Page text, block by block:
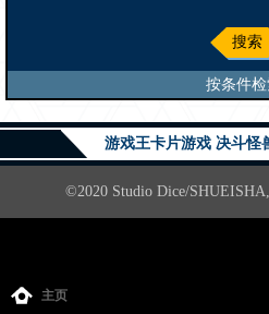
搜索
按条件
游戏王卡片游戏 决斗怪
©2020 Studio Dice/
主页